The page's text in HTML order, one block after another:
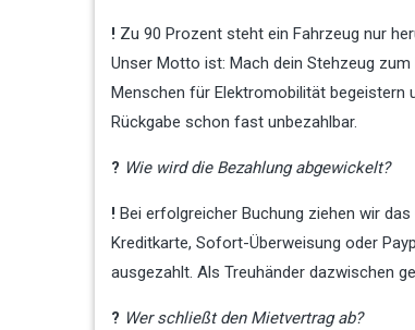
! Zu 90 Prozent steht ein Fahrzeug nur
Unser Motto ist: Mach dein Stehzeug
Menschen für Elektromobilität begeistern
Rückgabe schon fast unbezahlbar.
? Wie wird die Bezahlung abgewickelt?
! Bei erfolgreicher Buchung ziehen wir
Kreditkarte, Sofort-Überweisung oder
ausgezahlt. Als Treuhänder dazwischen
? Wer schließt den Mietvertrag ab?